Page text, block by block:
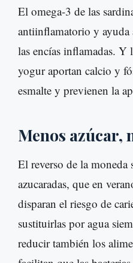
El omega-3 de las
antiinflamatorio y ayuda
las encías inflamadas. Y
yogur aportan calcio y
esmalte y previenen la
Menos azúcar,
El reverso de la moneda
azucaradas, que en
disparan el riesgo de
sustituirlas por agua
reducir también los